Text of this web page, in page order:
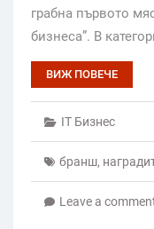
грабна първото
бизнеса”. В
ВИЖ ПОВЕЧЕ
IT Бизнес
бранш,
Leave a